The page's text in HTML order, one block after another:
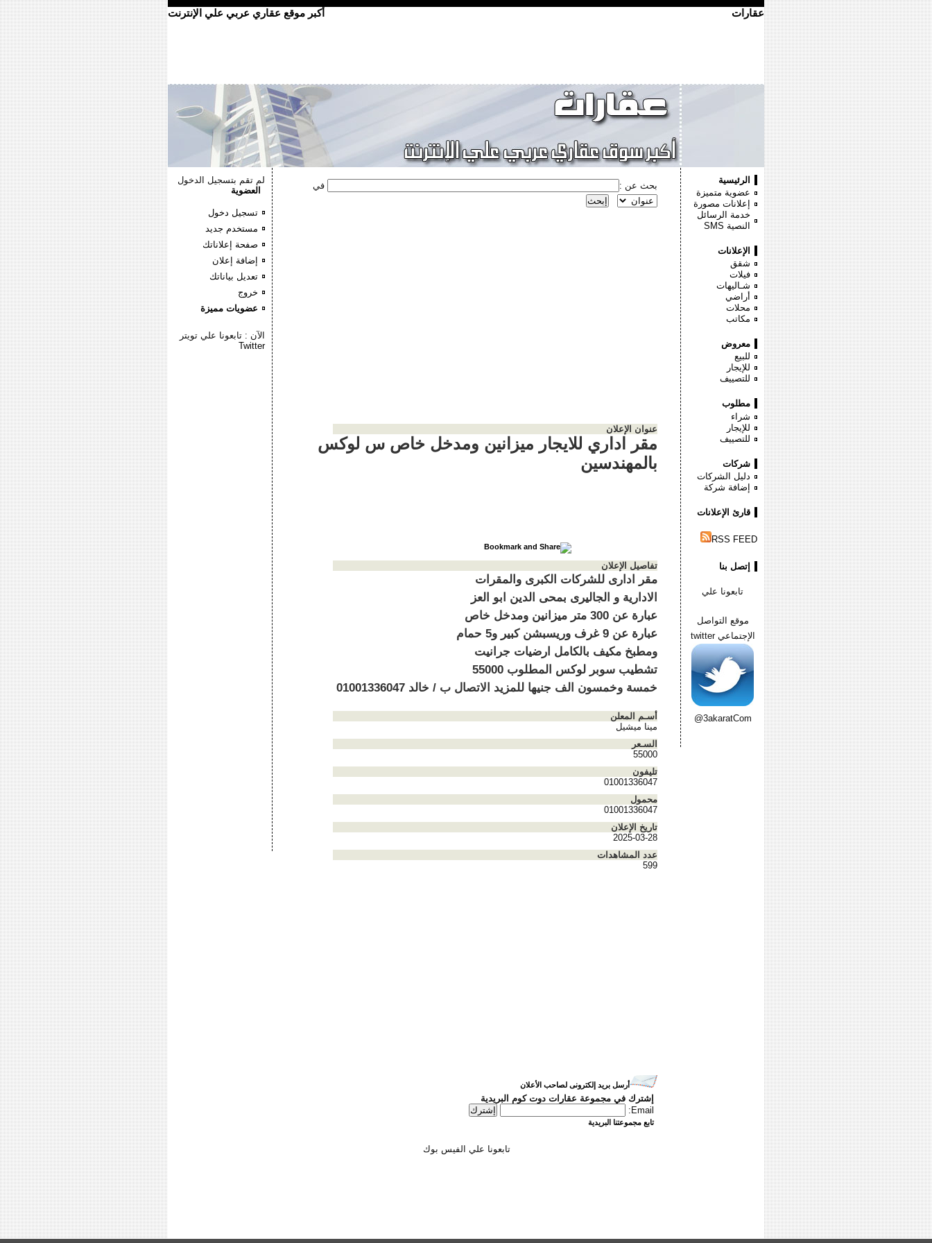
عقارات أكبر موقع عقاري عربي علي الإنترنت
لم تقم بتسجيل الدخول
العضوية
تسجيل دخول
مستخدم جديد
صفحة إعلاناتك
إضافة إعلان
تعديل بياناتك
خروج
عضويات مميزة
الآن : تابعونا علي تويتر
Twitter
بحث عن : في
عنوان الإعلان
مقر اداري للايجار ميزانين ومدخل خاص س لوكس
بالمهندسين
تفاصيل الإعلان
مقر ادارى للشركات الكبرى والمقرات
الادارية و الجاليرى بمحى الدين ابو العز
عبارة عن 300 متر ميزانين ومدخل خاص
عبارة عن 9 غرف وريسبشن كبير و5 حمام
ومطبخ مكيف بالكامل ارضيات جرانيت
تشطيب سوبر لوكس المطلوب 55000
خمسة وخمسون الف جنيها للمزيد الاتصال ب / خالد 01001336047
أسـم المعلن
مينا ميشيل
السـعر
55000
تليفون
01001336047
محمول
01001336047
تاريخ الإعلان
2025-03-28
عدد المشاهدات
599
أرسل بريد إلكترونى لصاحب الأعلان
إشترك في مجموعة عقارات دوت كوم البريدية
Email:
تابع مجموعتنا البريدية
تابعونا علي الفيس بوك
الرئيسية
عضوية متميزة
إعلانات مصورة
خدمة الرسائل
النصية SMS
الإعلانات
شقق
فيلات
شـاليهات
أراضي
محلات
مكاتب
معروض
للبيع
للإيجار
للتصييف
مطلوب
شراء
للإيجار
للتصييف
شركات
دليل الشركات
إضافة شركة
قارئ الإعلانات
RSS FEED
إتصل بنا
تابعونا علي
موقع التواصل
الإجتماعي twitter
@3akaratCom